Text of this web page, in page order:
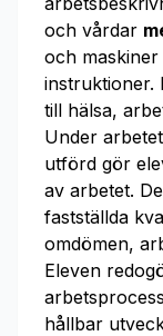
och vårdar
och
instruktioner.
till hälsa,
Under
utförd gör
av arbetet.
fastställda
omdömen,
Eleven
hållbar